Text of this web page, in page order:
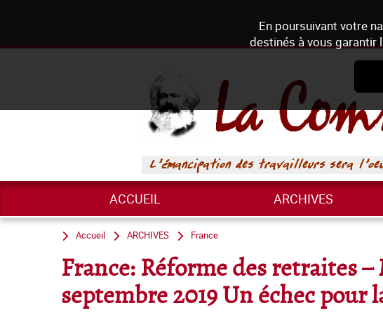
En poursuivant votre
destinés à vous garantir
ACCUEIL ARCHIVES
Accueil ARCHIVES France
France: Réforme des retraites
septembre 2019 Un échec pour